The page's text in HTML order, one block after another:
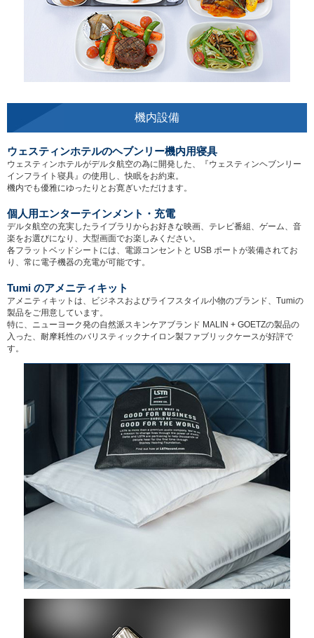
機内設備
ウェスティンホテルのヘブンリー機内用寝具
ウェスティンホテルがデルタ航空の為に開発した、『ウェスティンヘブンリー
インフライト寝具』の使用し、快眠をお約束。
機内でも優雅にゆったりとお寛ぎいただけます。
個人用エンターテインメント・充電
デルタ航空の充実したライブラリからお好きな映画、テレビ番組、ゲーム、音
楽をお選びになり、大型画面でお楽しみください。
各フラットベッドシートには、電源コンセントと USB ポートが装備されてお
り、常に電子機器の充電が可能です。
Tumi のアメニティキット
アメニティキットは、ビジネスおよびライフスタイル小物のブランド、Tumiの
製品をご用意しています。
特に、ニューヨーク発の自然派スキンケアブランド MALIN + GOETZの製品の
入った、耐摩耗性のバリスティックナイロン製ファブリックケースが好評で
す。